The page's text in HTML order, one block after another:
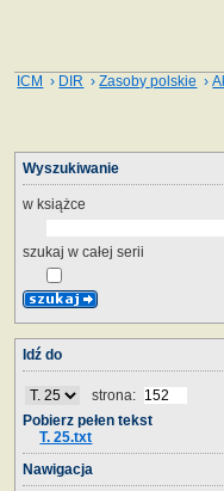
ICM › DIR ›Zasoby polskie ›
Wyszukiwanie
w książce
szukaj w całej serii
Idź do
strona:
Pobierz pełen tekst
T. 25.txt
Nawigacja